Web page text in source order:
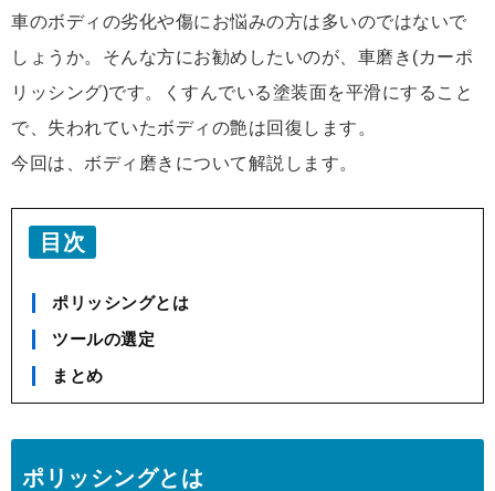
車のボディの劣化や傷にお悩みの方は多いのではないで
しょうか。そんな方にお勧めしたいのが、車磨き(カーポ
リッシング)です。くすんでいる塗装面を平滑にすること
で、失われていたボディの艶は回復します。
今回は、ボディ磨きについて解説します。
目次
ポリッシングとは
ツールの選定
まとめ
ポリッシングとは